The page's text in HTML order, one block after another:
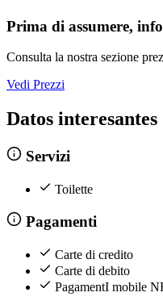
Prima di assumere,
Consulta la nostra sezione
Vedi Prezzi
Datos interesantes
Servizi
Toilette
Pagamenti
Carte di credito
Carte di debito
PagamentI mobile